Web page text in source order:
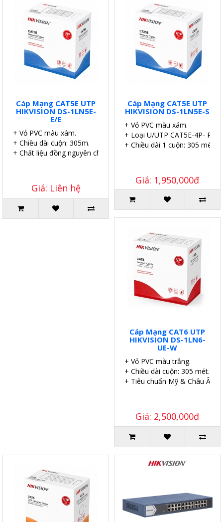
Cáp Mạng CAT5E UTP
HIKVISION DS-1LN5E-
E/E
+ Vỏ PVC màu xám.
+ Chiều dài cuộn: 305m.
+ Chất liệu đồng nguyên chất.
Giá: Liên hệ
Cáp Mạng CAT5E UTP
HIKVISION DS-1LN5E-S
+ Vỏ PVC màu xám.
+ Loại U/UTP CAT5E-4P-
+ Chiều dài 1 cuộn: 305 mét.
Giá: 1,950,000đ
Cáp Mạng CAT6 UTP
HIKVISION DS-1LN6-
UE-W
+ Vỏ PVC màu trắng.
+ Chiều dài cuộn: 305 mét.
+ Tiêu chuẩn Mỹ & Châu Âu.
Giá: 2,500,000đ